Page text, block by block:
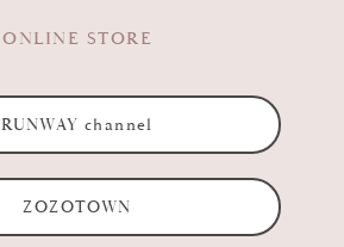
ONLINE STORE
RUNWAY channel
ZOZOTOWN